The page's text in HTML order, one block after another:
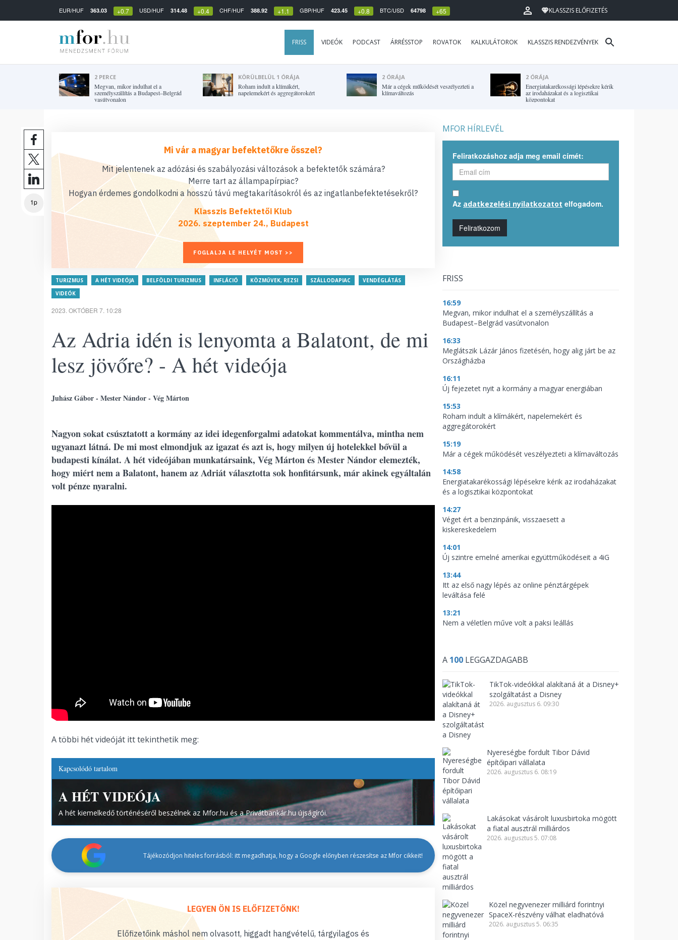
EUR/HUF 363.03 +0.7 USD/HUF 314.48 +0.4 CHF/HUF 388.92 +1.1 GBP/HUF 423.45 +0.8 BTC/USD 64798 +65 KLASSZIS ELŐFIZETÉS
FRISS VIDEÓK PODCAST ÁRRÉSSTOP ROVATOK KALKULÁTOROK KLASSZIS RENDEZVÉNYEK
2 PERCE
Megvan, mikor indulhat el a
személyszállítás a Budapest–Belgrád
vasútvonalon
KÖRÜLBELÜL 1 ÓRÁJA
Roham indult a klímákért,
napelemekért és aggregátorokért
2 ÓRÁJA
Már a cégek működését veszélyezteti a
klímaváltozás
2 ÓRÁJA
Energiatakarékossági lépésekre kérik
az irodaházakat és a logisztikai
központokat
1p
Mi vár a magyar befektetőkre ősszel?
Mit jelentenek az adózási és szabályozási változások a befektetők számára?
Merre tart az állampapírpiac?
Hogyan érdemes gondolkodni a hosszú távú megtakarításokról és az ingatlanbefektetésekről?
Klasszis Befektetői Klub
2026. szeptember 24., Budapest
FOGLALJA LE HELYÉT MOST >>
TURIZMUS A HÉT VIDEÓJA BELFÖLDI TURIZMUS INFLÁCIÓ KÖZMŰVEK, REZSI SZÁLLODAPIAC
VENDÉGLÁTÁS
VIDEÓK
2023. OKTÓBER 7. 10:28
Az Adria idén is lenyomta a Balatont, de mi
lesz jövőre? - A hét videója
Juhász Gábor - Mester Nándor - Vég Márton
Nagyon sokat csúsztatott a kormány az idei idegenforgalmi adatokat kommentálva, mintha nem
ugyanazt látná. De mi most elmondjuk az igazat és azt is, hogy milyen új hotelekkel bővül a
budapesti kínálat. A hét videójában munkatársaink, Vég Márton és Mester Nándor elemezték,
hogy miért nem a Balatont, hanem az Adriát választotta sok honfitársunk, már akinek egyáltalán
volt pénze nyaralni.
A többi hét videóját itt tekinthetik meg:
Kapcsolódó tartalom
A HÉT VIDEÓJA
A hét kiemelkedő történéséről beszélnek az Mfor.hu és a Privátbankár.hu újságírói.
Tájékozódjon hiteles forrásból: itt megadhatja, hogy a Google előnyben részesítse az Mfor cikkeit!
LEGYEN ÖN IS ELŐFIZETŐNK!
Előfizetőink máshol nem olvasott, higgadt hangvételű, tárgyilagos és
MFOR HÍRLEVÉL
Feliratkozáshoz adja meg email címét:
Az adatkezelési nyilatkozatot elfogadom.
Feliratkozom
FRISS
16:59
Megvan, mikor indulhat el a személyszállítás a
Budapest–Belgrád vasútvonalon
16:33
Meglátszik Lázár János fizetésén, hogy alig járt be az
Országházba
16:11
Új fejezetet nyit a kormány a magyar energiában
15:53
Roham indult a klímákért, napelemekért és
aggregátorokért
15:19
Már a cégek működését veszélyezteti a klímaváltozás
14:58
Energiatakarékossági lépésekre kérik az irodaházakat
és a logisztikai központokat
14:27
Véget ért a benzinpánik, visszaesett a
kiskereskedelem
14:01
Új szintre emelné amerikai együttműködéseit a 4iG
13:44
Itt az első nagy lépés az online pénztárgépek
leváltása felé
13:21
Nem a véletlen műve volt a paksi leállás
A 100 LEGGAZDAGABB
TikTok-videókkal alakítaná át a Disney+
szolgáltatást a Disney
2026. augusztus 6. 09:30
Nyereségbe fordult Tibor Dávid
építőipari vállalata
2026. augusztus 6. 08:19
Lakásokat vásárolt luxusbirtoka mögött
a fiatal ausztrál milliárdos
2026. augusztus 5. 07:08
Közel negyvenezer milliárd forintnyi
SpaceX-részvény válhat eladhatóvá
2026. augusztus 5. 06:35